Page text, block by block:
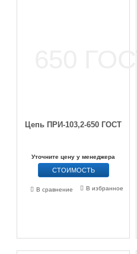
Цепь ПРИ-103,2-650 ГОСТ
Уточните цену у менеджера
СТОИМОСТЬ
В избранное
В сравнение